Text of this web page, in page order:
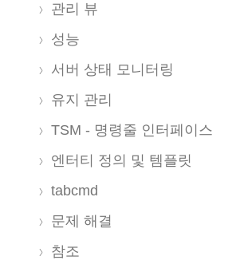
관리 뷰
성능
서버 상태 모니터링
유지 관리
TSM - 명령줄 인터페이스
엔터티 정의 및 템플릿
tabcmd
문제 해결
참조